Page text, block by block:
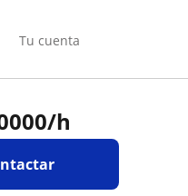
Tu cuenta
/h